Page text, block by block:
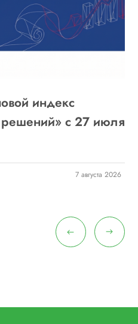
индекс
решений» с 27 июля
7 августа 2026